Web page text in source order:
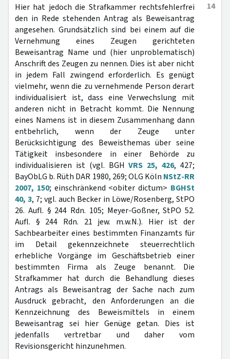
14
Hier hat jedoch die Strafkammer rechtsfehlerfrei
den in Rede stehenden Antrag als Beweisantrag
angesehen. Grundsätzlich sind bei einem auf die
Vernehmung eines Zeugen gerichteten
Beweisantrag Name und (hier unproblematisch)
Anschrift des Zeugen zu nennen. Dies ist aber nicht
in jedem Fall zwingend erforderlich. Es genügt
vielmehr, wenn die zu vernehmende Person derart
individualisiert ist, dass eine Verwechslung mit
anderen nicht in Betracht kommt. Die Nennung
eines Namens ist in diesem Zusammenhang dann
entbehrlich, wenn der Zeuge unter
Berücksichtigung des Beweisthemas über seine
Tätigkeit insbesondere in einer Behörde zu
individualisieren ist (vgl. BGHVRS 25, 426, 427;
BayObLG b. Rüth DAR 1980, 269; OLG Köln NStZ-RR
2007, 150; einschränkend <obiter dictum> BGHSt
40, 3, 7; vgl. auch Becker in Löwe/Rosenberg, StPO
26. Aufl. § 244 Rdn. 105; Meyer-Goßner, StPO 52.
Aufl. § 244 Rdn. 21 jew. m.w.N.). Hier ist der
Sachbearbeiter eines bestimmten Finanzamts für
im Detail gekennzeichnete steuerrechtlich
erhebliche Vorgänge im Geschäftsbetrieb einer
bestimmten Firma als Zeuge benannt. Die
Strafkammer hat durch die Behandlung dieses
Antrags als Beweisantrag der Sache nach zum
Ausdruck gebracht, den Anforderungen an die
Kennzeichnung des Beweismittels in einem
Beweisantrag sei hier Genüge getan. Dies ist
jedenfalls vertretbar und daher vom
Revisionsgericht hinzunehmen.